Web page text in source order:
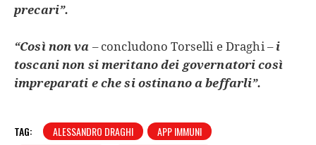
precari”.
“Così non va – concludono Torselli e Draghi –i
toscani non si meritano dei governatori così
impreparati e che si ostinano a beffarli”.
TAG: ALESSANDRO DRAGHI
APP IMMUNI